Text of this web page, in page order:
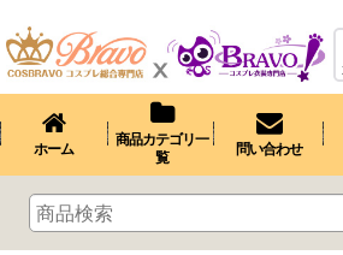
ホーム
商品カテゴリ一
覧
問い合わせ